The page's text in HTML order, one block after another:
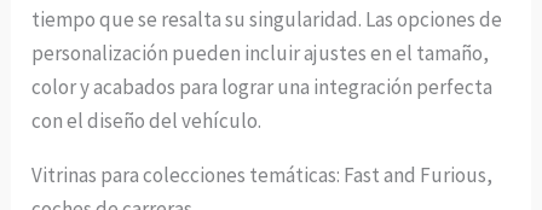
tiempo que se resalta su singularidad. Las opciones de
personalización pueden incluir ajustes en el tamaño,
color y acabados para lograr una integración perfecta
con el diseño del vehículo.
Vitrinas para colecciones temáticas: Fast and Furious,